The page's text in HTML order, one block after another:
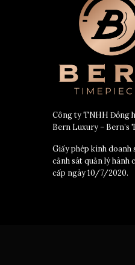
Công ty TNHH Đồng
Bern Luxury – Bern’s
Giấy phép kinh doanh
cảnh sát quản lý hành
cấp ngày 10/7/2020.